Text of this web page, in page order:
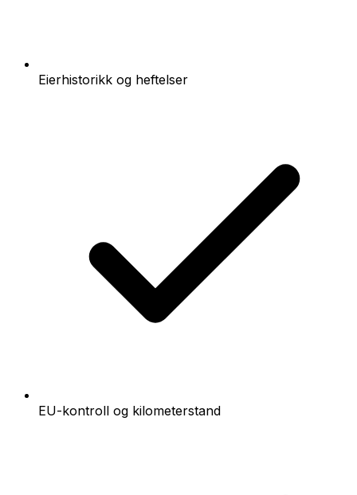
Eierhistorikk og heftelser
EU-kontroll og kilometerstand